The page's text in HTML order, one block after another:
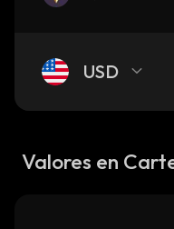
USD
Valores en